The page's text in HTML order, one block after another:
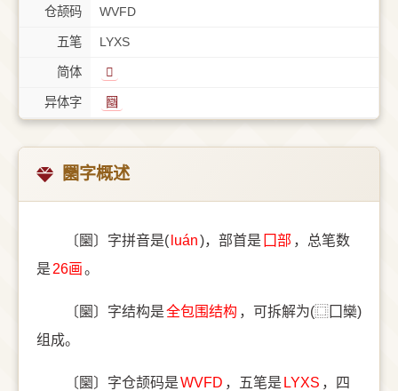
仓颉码 WVFD
五笔 LYXS
简体 𪢮
异体字 圝
圞字概述
〔圞〕字拼音是( luán)，部首是 ⼞部 ，总笔数
是 26画。
〔圞〕字结构是全包围结构 ，可拆解为(⿴囗欒)
组成。
〔圞〕字仓颉码是WVFD ，五笔是 LYXS ，四